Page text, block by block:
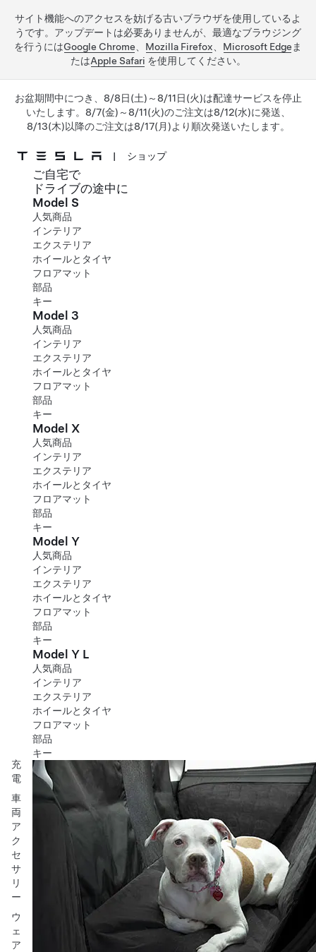
サイト機能へのアクセスを妨げる古いブラウザを使用しているよ
うです。アップデートは必要ありませんが、最適なブラウジング
を行うにはGoogle Chrome Mozilla Firefox Microsoft Edge ま
たはApple Safari を使用してください。
お盆期間中につき、8/8日(土)～8/11日(火)は配達サービスを停止
いたします。8/7(金)～8/11(火)のご注文は8/12(水)に発送、
8/13(木)以降のご注文は8/17(月)より順次発送いたします。
メインコンテンツへスキップ
| ショップ
充
電
車
両
ア
ク
セ
サ
リ
ー
ウ
ェ
ア
ご自宅で
ドライブの途中に
Model S
人気商品
インテリア
エクステリア
ホイールとタイヤ
フロアマット
部品
キー
Model 3
人気商品
インテリア
エクステリア
ホイールとタイヤ
フロアマット
部品
キー
Model X
人気商品
インテリア
エクステリア
ホイールとタイヤ
フロアマット
部品
キー
Model Y
人気商品
インテリア
エクステリア
ホイールとタイヤ
フロアマット
部品
キー
Model Y L
人気商品
インテリア
エクステリア
ホイールとタイヤ
フロアマット
部品
キー